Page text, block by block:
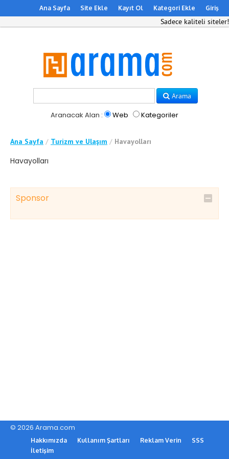
Ana Sayfa Site Ekle Kayıt Ol Kategori Ekle Giriş
Sadece kaliteli siteler!
Arama
Aranacak Alan : Web Kategoriler
Ana Sayfa / Turizm ve Ulaşım / Havayolları
Havayolları
Sponsor
© 2026 Arama.com
Hakkımızda Kullanım Şartları Reklam Verin
SSS
İletişim